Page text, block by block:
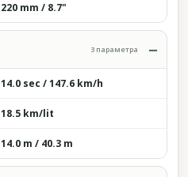
220 mm / 8.7"
3 параметра
14.0 sec / 147.6 km/h
18.5 km/lit
14.0 m / 40.3 m